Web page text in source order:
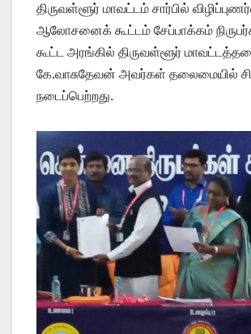
திருவள்ளூர் மாவட்டம் சார்பில்
ஆலோசனைக் கூட்டம் சேப்பாக்கம்
கூட்ட அரங்கில் திருவள்ளூர்
கே.வாசுதேவன் அவர்கள் தலைமையில்
நடைப்பெற்றது.